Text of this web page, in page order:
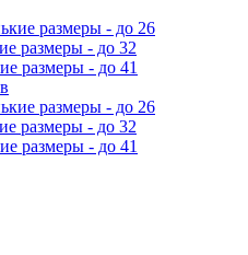
размеры - до 26
размеры - до 32
размеры - до 41
размеры - до 26
размеры - до 32
размеры - до 41